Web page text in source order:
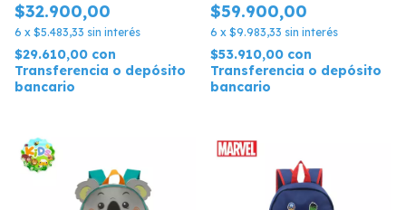
$32.900,00
6 x $5.483,33 sin interés
$29.610,00 con
Transferencia o depósito
bancario
$59.900,00
6 x $9.983,33 sin interés
$53.910,00 con
Transferencia o depósito
bancario